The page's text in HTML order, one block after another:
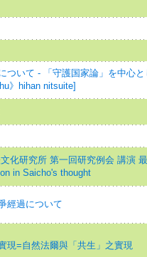
ついて - 「守護国家論」を中心と
》hihan nitsuite]
化研究所 第一回研究例会 講演
in Saicho's thought
經過について
現=自然法爾與「共生」之實現